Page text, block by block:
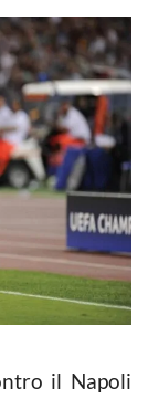
il Napoli